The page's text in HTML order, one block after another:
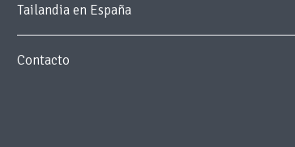
Tailandia en España
Contacto